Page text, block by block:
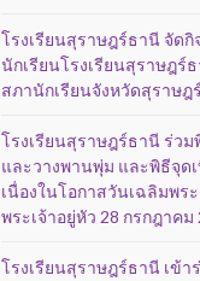
โรงเรียนสุราษฎร์ธานี จัด
นักเรียนโรงเรียนสุราษฎร์
สภานักเรียนจังหวัดสุราษฎ
โรงเรียนสุราษฎร์ธานี ร่วม
และวางพานพุ่ม และพิธีจุด
เนื่องในโอกาสวันเฉลิมพร
พระเจ้าอยู่หัว 28 กรกฎาคม
โรงเรียนสุราษฎร์ธานี เข้